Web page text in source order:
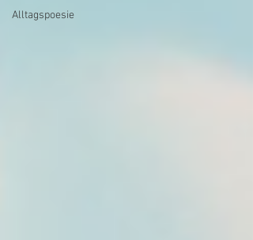
Alltagspoesie